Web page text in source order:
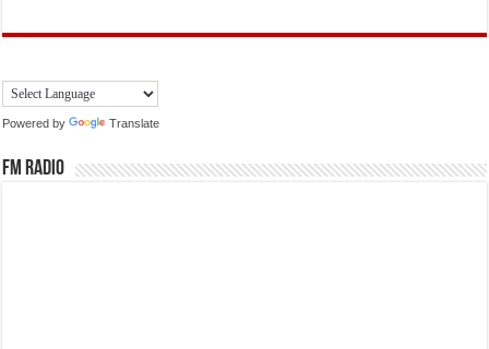
Powered by Translate
FM Radio